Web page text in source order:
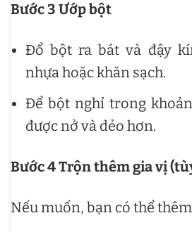
Bước 3 Ướp bột
Đổ bột ra bát và đậy
nhựa hoặc khăn sạch.
Để bột nghỉ trong
được nở và dẻo hơn.
Bước 4 Trộn thêm gia vị
Nếu muốn, bạn có thể